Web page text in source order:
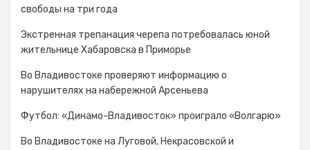
свободы на три года
Экстренная трепанация черепа потребовалась юной
жительнице Хабаровска в Приморье
Во Владивостоке проверяют информацию о
нарушителях на набережной Арсеньева
Футбол: «Динамо-Владивосток» проиграло «Волгарю»
Во Владивостоке на Луговой, Некрасовской и